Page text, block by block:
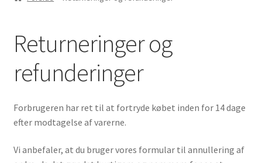
Slanger & fælgband
Køb
Dæk ABC
Mærker
Returneringer og
refunderinger
Forbrugeren har ret til at fortryde købet inden for 14 dage
efter modtagelse af varerne.
Vi anbefaler, at du bruger vores formular til annullering af